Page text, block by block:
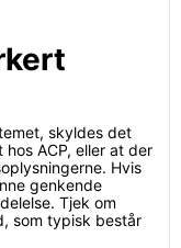
skyldes det
ACP, eller at der
Hvis
genkende
Tjek om
som typisk består